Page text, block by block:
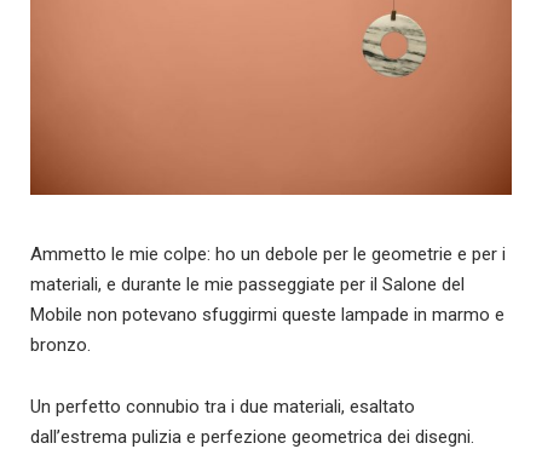
Ammetto le mie colpe: ho un debole per le geometrie e per i
materiali, e durante le mie passeggiate per il Salone del
Mobile non potevano sfuggirmi queste lampade in marmo e
bronzo.
Un perfetto connubio tra i due materiali, esaltato
dall’estrema pulizia e perfezione geometrica dei disegni.